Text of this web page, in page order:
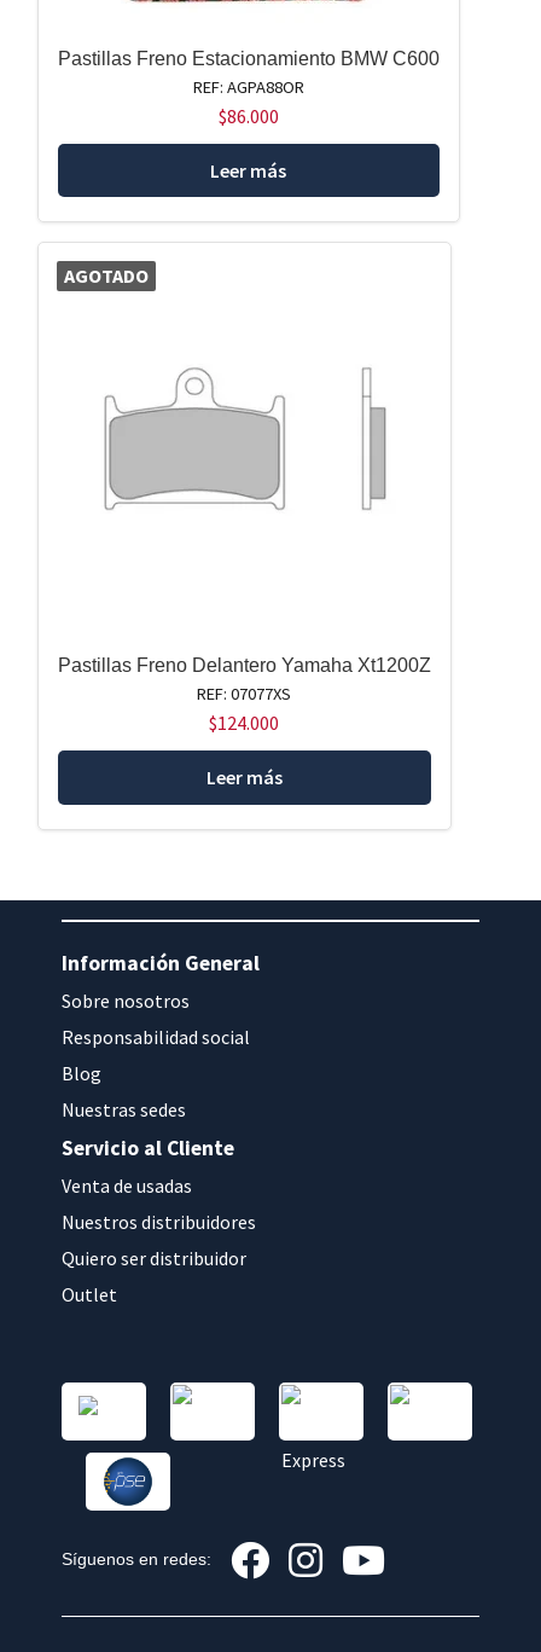
Pastillas Freno Estacionamiento BMW C600
REF: AGPA88OR
$86.000
Leer más
AGOTADO
Pastillas Freno Delantero Yamaha Xt1200Z
REF: 07077XS
$124.000
Leer más
Información General
Sobre nosotros
Responsabilidad social
Blog
Nuestras sedes
Servicio al Cliente
Venta de usadas
Nuestros distribuidores
Quiero ser distribuidor
Outlet
Síguenos en redes: